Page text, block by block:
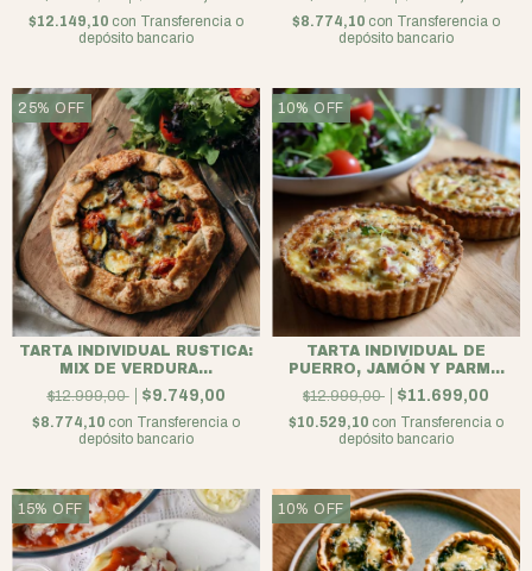
$12.149,10 con Transferencia o
depósito bancario
$8.774,10 con Transferencia o
depósito bancario
25% OFF
TARTA INDIVIDUAL RUSTICA:
MIX DE VERDURA...
$12.999,00
$9.749,00
$8.774,10 con Transferencia o
depósito bancario
10% OFF
TARTA INDIVIDUAL DE
PUERRO, JAMÓN Y PARM...
$12.999,00
$11.699,00
$10.529,10 con Transferencia o
depósito bancario
15% OFF 10% OFF